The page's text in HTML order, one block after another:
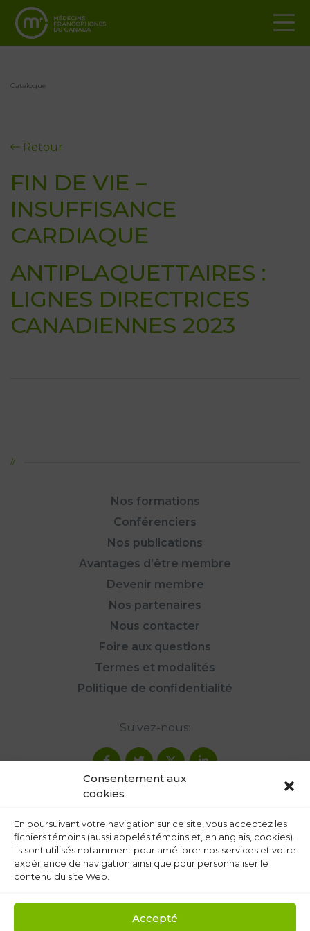
Consentement aux
cookies
En poursuivant votre navigation sur ce site, vous acceptez les
fichiers témoins (aussi appelés témoins et, en anglais, cookies).
Ils sont utilisés notamment pour améliorer nos services et votre
expérience de navigation ainsi que pour personnaliser le
contenu du site Web.
Accepté
Catalogue
Retour
FIN DE VIE –
INSUFFISANCE
CARDIAQUE
ANTIPLAQUETTAIRES :
LIGNES DIRECTRICES
CANADIENNES 2023
Nos formations
Conférenciers
Nos publications
Avantages d’être membre
Devenir membre
Nos partenaires
Nous contacter
Foire aux questions
Termes et modalités
Politique de confidentialité
Suivez-nous: